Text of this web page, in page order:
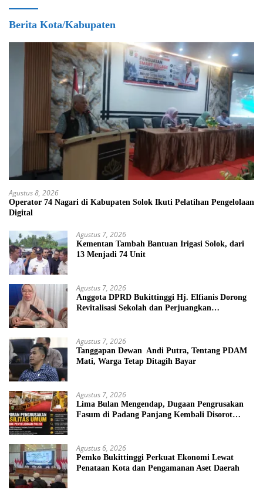
Berita Kota/Kabupaten
Agustus 8, 2026
Operator 74 Nagari di Kabupaten Solok Ikuti Pelatihan Pengelolaan
Digital
Agustus 7, 2026
Kementan Tambah Bantuan Irigasi Solok, dari
13 Menjadi 74 Unit
Agustus 7, 2026
Anggota DPRD Bukittinggi Hj. Elfianis Dorong
Revitalisasi Sekolah dan Perjuangkan
Agustus 7, 2026
Tanggapan Dewan Andi Putra, Tentang PDAM
Mati, Warga Tetap Ditagih Bayar
Agustus 7, 2026
Lima Bulan Mengendap, Dugaan Pengrusakan
Fasum di Padang Panjang Kembali Disorot
Agustus 6, 2026
Pemko Bukittinggi Perkuat Ekonomi Lewat
Penataan Kota dan Pengamanan Aset Daerah